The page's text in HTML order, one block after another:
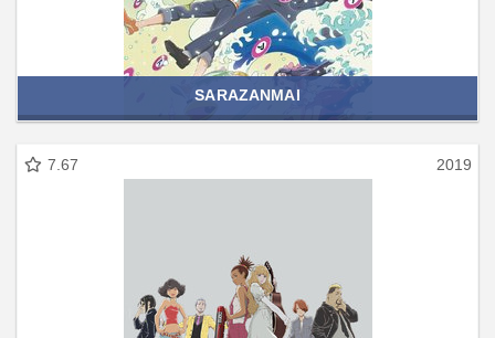
SARAZANMAI
7.67 2019